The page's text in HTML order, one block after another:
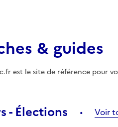
& guides
est le site de référence pour
- Élections Voir